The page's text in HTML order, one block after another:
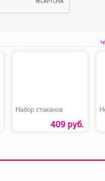
Набор стаканов
409 руб.